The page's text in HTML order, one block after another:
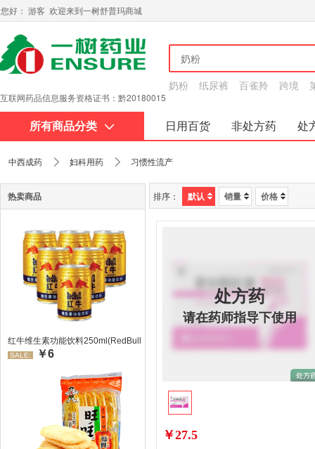
您好： 游客 欢迎来到一树舒普玛商城
互联网药品信息服务资格证书：黔20180015
奶粉 纸尿裤 百雀羚 跨境
所有商品分类 日用百货 非处方药
处
中西成药 妇科用药 习惯性流产
热卖商品
红牛维生素功能饮料250ml(RedBull/红牛)
SALE: ￥6
排序： 默认 销量 价格
处方药
请在药师指导下使用
￥27.5